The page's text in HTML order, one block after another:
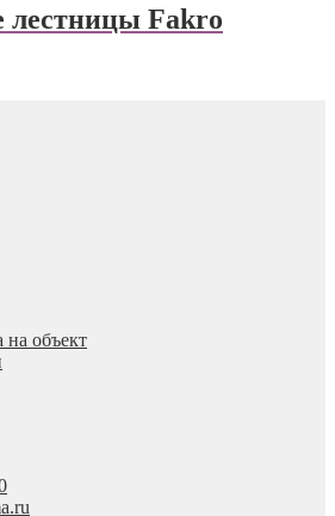
лестницы Fakro
объект